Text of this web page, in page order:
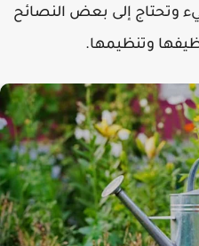
إلى بعض النصائح
وتنظيمها.